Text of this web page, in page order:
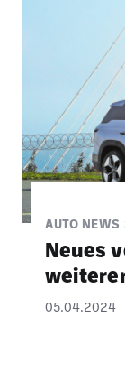
AUTO
Neues
05.04.2024